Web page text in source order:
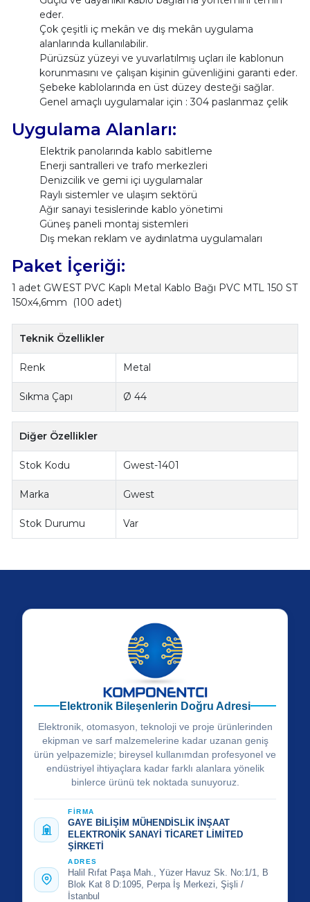
eder.
Çok çeşitli iç mekân ve dış mekân uygulama
alanlarında kullanılabilir.
Pürüzsüz yüzeyi ve yuvarlatılmış uçları ile kablonun
korunmasını ve çalışan kişinin güvenliğini garanti eder.
Şebeke kablolarında en üst düzey desteği sağlar.
Genel amaçlı uygulamalar için : 304 paslanmaz çelik
Uygulama Alanları:
Elektrik panolarında kablo sabitleme
Enerji santralleri ve trafo merkezleri
Denizcilik ve gemi içi uygulamalar
Raylı sistemler ve ulaşım sektörü
Ağır sanayi tesislerinde kablo yönetimi
Güneş paneli montaj sistemleri
Dış mekan reklam ve aydınlatma uygulamaları
Paket İçeriği:
1 adet GWEST PVC Kaplı Metal Kablo Bağı PVC MTL 150 ST
150x4,6mm (100 adet)
Teknik Özellikler
Renk Metal
Sıkma Çapı Ø 44
Diğer Özellikler
Stok Kodu Gwest-1401
Marka Gwest
Stok Durumu Var
Elektronik Bileşenlerin Doğru Adresi
Elektronik, otomasyon, teknoloji ve proje ürünlerinden
ekipman ve sarf malzemelerine kadar uzanan geniş
ürün yelpazemizle; bireysel kullanımdan profesyonel ve
endüstriyel ihtiyaçlara kadar farklı alanlara yönelik
binlerce ürünü tek noktada sunuyoruz.
FİRMA
GAYE BİLİŞİM MÜHENDİSLİK İNŞAAT
ELEKTRONİK SANAYİ TİCARET LİMİTED
ŞİRKETİ
ADRES
Halil Rıfat Paşa Mah., Yüzer Havuz Sk. No:1/1, B
Blok Kat 8 D:1095, Perpa İş Merkezi, Şişli /
İstanbul